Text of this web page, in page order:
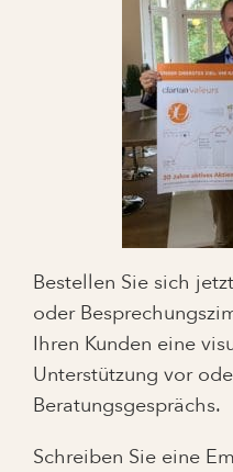
Bestellen Sie sich
oder
Ihren Kunden eine
Unterstützung vor
Beratungsgesprächs.
Schreiben Sie eine